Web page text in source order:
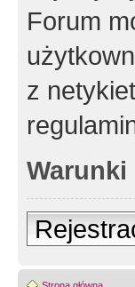
Forum
z